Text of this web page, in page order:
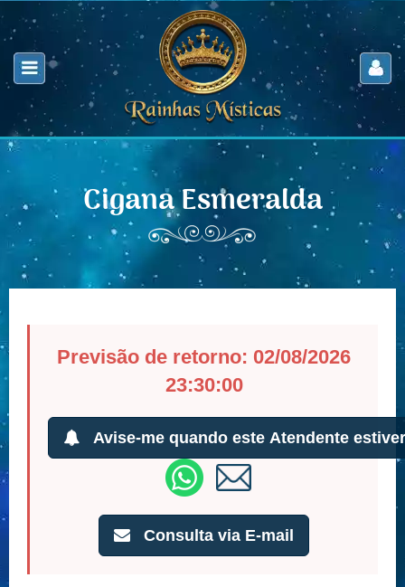
Cigana Esmeralda
Previsão de retorno: 02/08/2026
23:30:00
Avise-me quando este Atendente
Consulta via E-mail